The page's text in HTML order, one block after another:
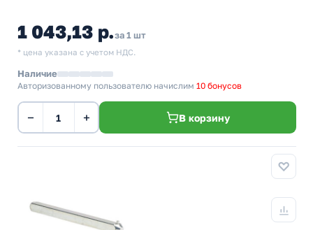
1 043,13 р.за 1 шт
* цена указана с учетом НДС.
Наличие
Авторизованному пользователю начислим 10 бонусов
− + В корзину